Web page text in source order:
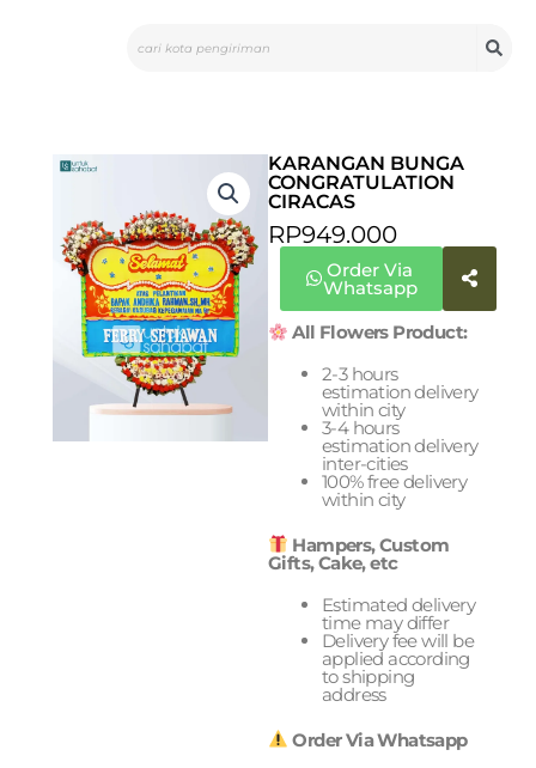
KARANGAN BUNGA
CONGRATULATION
CIRACAS
RP949.000
Order Via
Whatsapp
All Flowers Product:
2-3 hours
estimation delivery
within city
3-4 hours
estimation delivery
inter-cities
100% free delivery
within city
Hampers, Custom
Gifts, Cake, etc
Estimated delivery
time may differ
Delivery fee will be
applied according
to shipping
address
Order Via Whatsapp